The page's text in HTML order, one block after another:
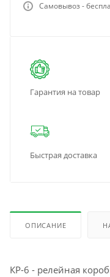
Самовывоз -
Гарантия на товар
Быстрая доставка
ОПИСАНИЕ
КР-6 - релейная